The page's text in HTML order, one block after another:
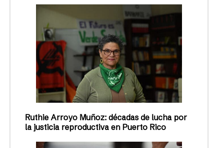
Ruthie Arroyo Muñoz: décadas de lucha por
la justicia reproductiva en Puerto Rico